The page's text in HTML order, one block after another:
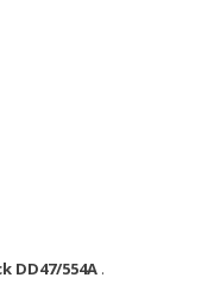
DD47/554A .